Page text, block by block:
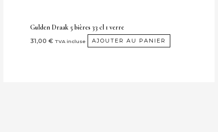
Gulden Draak 5 bières 33 cl 1 verre
31,00€ TVA incluse AJOUTER AU PANIER